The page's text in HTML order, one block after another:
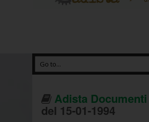
Adista Documenti
del 15-01-1994